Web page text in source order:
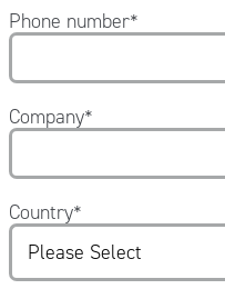
Phone number*
Company*
Country*